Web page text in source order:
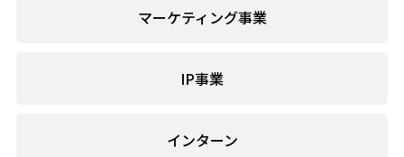
マーケティング事業
IP事業
インターン